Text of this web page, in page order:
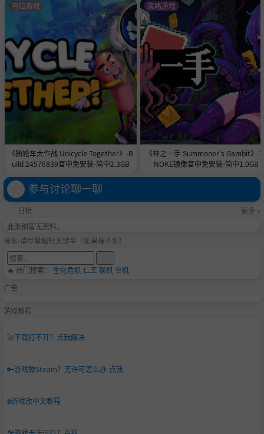
内贝尔魔女 塞希莉娅：森 奈奈子
混血男子：纺木 吏佐
《独轮车大作战 Unicycle Together》-B
uild 24576839官中免安装-简中2.3GB
冒险游戏
《神之一手 Summoner's Gambit》-
NOKE镜像官中免安装-简中1.0GB
策略游戏
参与讨论聊一聊
日榜
更多 »
此类别暂无资料。
搜索-请尽量缩短关键字（如果搜不到）
🔥 热门搜索： 生化危机仁王联机单机
广告
游戏教程
🚀下载打不开？点我解决
🔑游戏弹Steam？无许可怎么办-点我
🌐游戏改中文教程